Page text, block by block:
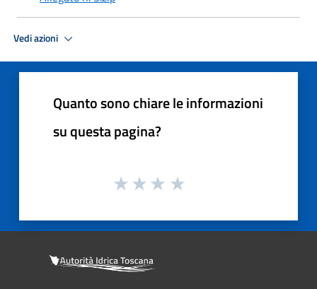
Vedi azioni
Quanto sono chiare le informazioni
su questa pagina?